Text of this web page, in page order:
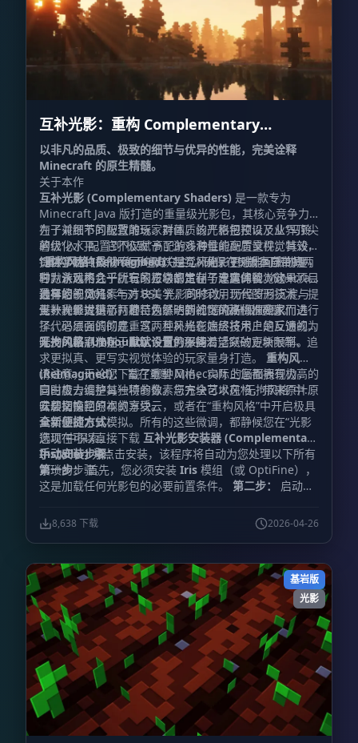
互补光影：重构 Complementary
Shaders - Reimagined
以非凡的品质、极致的细节与优异的性能，完美诠释
Minecraft 的原生精髓。
关于本作
互补光影 (Complementary Shaders) 是一款专为
Minecraft Java 版打造的重量级光影包，其核心竞争力
在于对细节的极致雕琢、对画质的严格把控以及业界顶尖
的优化水平。它不仅赋予了游戏海量的高质量视觉特效，
提供了两种截然不同的默认视觉风格，更难能可贵的是，
它为游戏内几乎所有的方块都定制了专属的视觉效果。
为了兼顾不同配置的玩家群体，该光影包预设了从“马铃
薯级”入门配置到“极致”高配的多种性能配置文件。其设
计哲学始终贯彻“绝不喧宾夺主”，确保在提升画质的同
时，永远不会干扰玩家正常的生存与建造体验。这一项目
最早始于 2018 年对 BSL 光影的修改，历经岁月沉淀与
无数次重大更新，甚至为了达到社区的高标准要求而进行
了代码层面的彻底重写。互补光影始终将用户的反馈视为
开发的最高准则，直至今日仍保持着活跃的更新频率。
“重构风格 (Reimagined)”是互补光影 r5 版本自带的两
种默认风格之一。它的核心宗旨在于忠实保留 Minecraft
独有的视觉元素与方块美学，同时利用现代图形技术，提
供一种经过精心打磨、焕然一新的“原版升级”质感。
选择您的风格
互补光影提供了两种特色鲜明的视觉风格供探险家们选
择。必须强调的是，这两种风格在底层技术上是互通的，
唯一的区别仅在于默认设置的不同：
无拘风格 (Unbound)：专为那些渴望突破方块限制、追
求更拟真、更写实视觉体验的玩家量身打造。 重构风格
(Reimagined)：旨在重塑 Minecraft 的画面表现力，
同时极力维护其独特的像素与方块艺术风格，带来原汁原
味却又惊艳的视觉享受。
请注意，无论您下载了哪种风格，实际上您都拥有极高的
自由度去调整每一项参数。您完全可以在“无拘风格”中将
云层切换回原本的方块云，或者在“重构风格”中开启极具
真实感的水体模拟。所有的这些微调，都静候您在“光影
选项”中探索。
安装指南
全新便捷方式：
您现在可以直接下载 互补光影安装器 (Complementary
Installer)并点击安装，该程序将自动为您处理以下所有
繁琐的步骤。
手动安装步骤：
第一步：首先，您必须安装 Iris 模组（或 OptiFine），
这是加载任何光影包的必要前置条件。 第二步：
启动游
单。第三步：
点击菜单中的“光影包文件夹”按钮，系统
将自动打开对应的文件夹窗口。
下载互补光影
提示：请勿解压该压缩文件，直接放入即可）。第五
步：返回游戏窗口，在光影包列表中选中
“Complementary”即可启用。（如果列表中未显示，请
尝试刷新菜单）。
8,638 下载 2026-04-26
基岩版
光影